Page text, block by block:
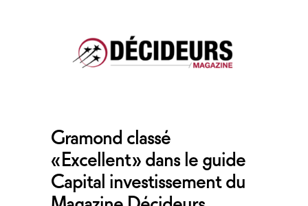
Gramond classé
« Excellent » dans le guide
Capital investissement du